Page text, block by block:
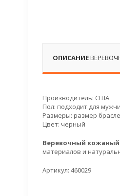
ОПИСАНИЕ
Производитель: США
Пол: подходит для
Размеры: размер
Цвет: черный
Веревочный кожаный
материалов и
Артикул: 460029